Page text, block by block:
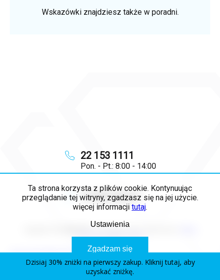
Ta strona korzysta z plików cookie. Kontynuując
przeglądanie tej witryny, zgadzasz się na jej użycie.
więcej informacji tutaj.
Ustawienia
Zgadzam się
info@ majya.pl
22 153 1111
Pon. - Pt.: 8:00 - 14:00
Wskazówki znajdziesz także w poradni.
Opracował Shoptet Premium
ustawienia plików cookie
Dzisiaj 30% zniżki na pierwszy zakup. Kliknij tutaj, aby
uzyskać zniżkę.